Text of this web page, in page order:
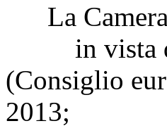
La
in vista
(Consiglio
2013;